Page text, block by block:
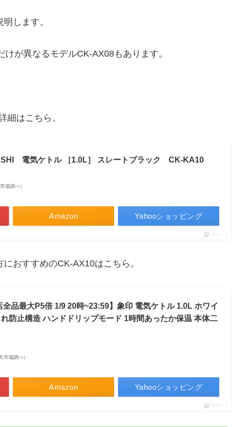
します。
が異なるモデルCK-AX08もあります。
細はこちら。
電気ケトル ［1.0L］ スレートブラック CK-KA10
場調べ）
Amazon Yahooショッピング
ポチップ
おすすめのCK-AX10はこちら。
全品最大P5倍 1/9 20時~23:59】象印 電気ケトル 1.0L ホワイ
防止構造 ハンドドリップモード 1時間あったか保温 本体二
市場調べ）
Amazon Yahooショッピング
ポチップ